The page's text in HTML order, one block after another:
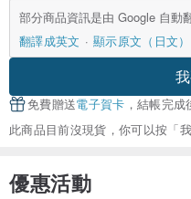
部分商品資訊是由 Google 自動
翻譯成英文
顯示原文（日文）
免費贈送電子賀卡 ，結帳完
此商品目前沒現貨，你可以按「
優惠活動